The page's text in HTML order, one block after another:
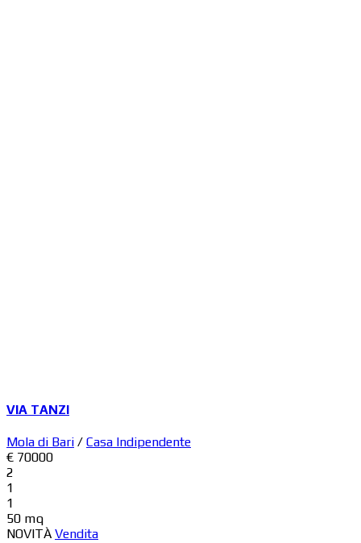
VIA TANZI
Mola di Bari / Casa Indipendente
€ 70000
2
1
1
50 mq
NOVITÀ Vendita